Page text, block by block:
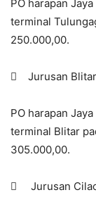
PO harapan
terminal
250.000,00.
 Jurusan Blitar
PO harapan
terminal Blitar
305.000,00.
 Jurusan